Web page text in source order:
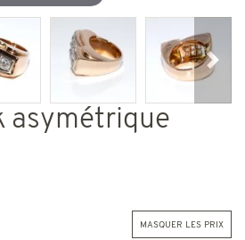
asymétrique
masquer les prix